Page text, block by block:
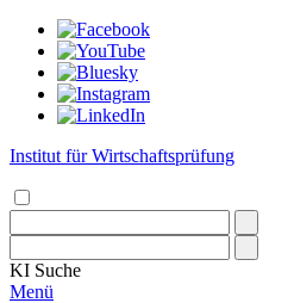
Institut für Wirtschaftsprüfung
KI Suche
Menü